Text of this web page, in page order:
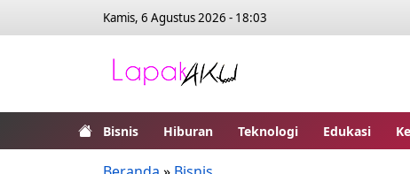
Kamis, 6 Agustus 2026 - 18:03
Bisnis Hiburan Teknologi Edukasi